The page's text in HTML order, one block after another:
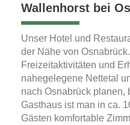
Wallenhorst bei
Unser Hotel und
der Nähe von
Freizeitaktivitäten und
nahegelegene Nettetal
nach Osnabrück planen,
Gasthaus ist man in ca.
Gästen komfortable